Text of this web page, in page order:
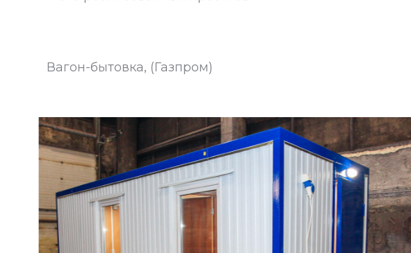
Вагон-бытовка, (Газпром)